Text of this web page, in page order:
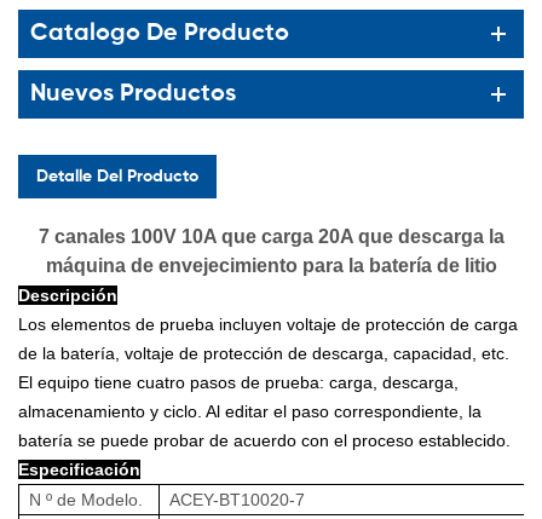
Catalogo De Producto
Nuevos Productos
Detalle Del Producto
7 canales 100V 10A que carga 20A que descarga la
máquina de envejecimiento para la batería de litio
Descripción
Los elementos de prueba incluyen voltaje de protección de carga
de la batería, voltaje de protección de descarga, capacidad, etc.
El equipo tiene cuatro pasos de prueba: carga, descarga,
almacenamiento y ciclo. Al editar el paso correspondiente, la
batería se puede probar de acuerdo con el proceso establecido.
Especificación
N º de Modelo.
ACEY-BT10020-7